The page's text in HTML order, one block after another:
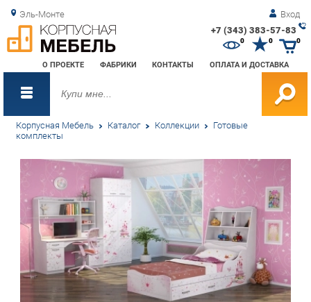
Эль-Монте Вход
+7 (343) 383-57-83
О ПРОЕКТЕ ФАБРИКИ КОНТАКТЫ ОПЛАТА И ДОСТАВКА
0 0
Корпусная Мебель Каталог Коллекции Готовые
комплекты